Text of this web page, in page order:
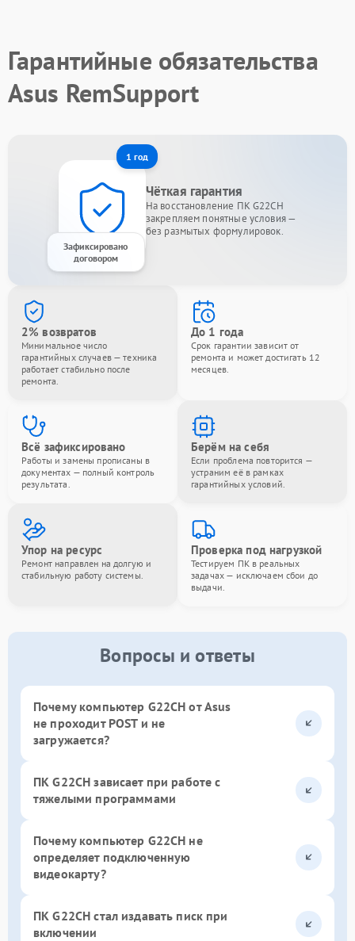
Гарантийные обязательства
Asus RemSupport
1 год
Зафиксировано
договором
Чёткая гарантия
На восстановление ПК G22CH
закрепляем понятные условия —
без размытых формулировок.
2% возвратов
Минимальное число
гарантийных случаев — техника
работает стабильно после
ремонта.
До 1 года
Срок гарантии зависит от
ремонта и может достигать 12
месяцев.
Всё зафиксировано
Работы и замены прописаны в
документах — полный контроль
результата.
Берём на себя
Если проблема повторится —
устраним её в рамках
гарантийных условий.
Упор на ресурс
Ремонт направлен на долгую и
стабильную работу системы.
Проверка под нагрузкой
Тестируем ПК в реальных
задачах — исключаем сбои до
выдачи.
Вопросы и ответы
Почему компьютер G22CH от Asus
не проходит POST и не
загружается?
ПК G22CH зависает при работе с
тяжелыми программами
Почему компьютер G22CH не
определяет подключенную
видеокарту?
ПК G22CH стал издавать писк при
включении